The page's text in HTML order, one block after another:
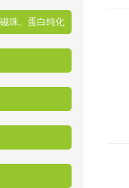
珠、蛋白纯化
珠